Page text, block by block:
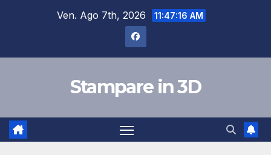
Ven. Ago 7th, 2026 11:47:17 AM
Stampare in 3D